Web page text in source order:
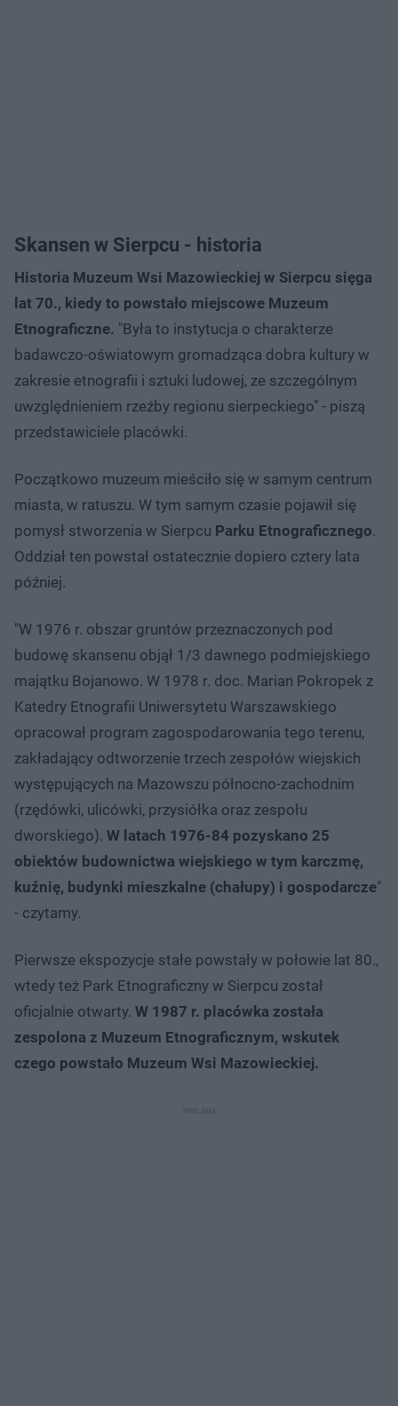
Skansen w Sierpcu - historia
Historia Muzeum Wsi Mazowieckiej w Sierpcu sięga
lat 70., kiedy to powstało miejscowe Muzeum
Etnograficzne. "Była to instytucja o charakterze
badawczo-oświatowym gromadząca dobra kultury w
zakresie etnografii i sztuki ludowej, ze szczególnym
uwzględnieniem rzeźby regionu sierpeckiego" - piszą
przedstawiciele placówki.
Początkowo muzeum mieściło się w samym centrum
miasta, w ratuszu. W tym samym czasie pojawił się
pomysł stworzenia w Sierpcu Parku Etnograficznego.
Oddział ten powstał ostatecznie dopiero cztery lata
później.
"W 1976 r. obszar gruntów przeznaczonych pod
budowę skansenu objął 1/3 dawnego podmiejskiego
majątku Bojanowo. W 1978 r. doc. Marian Pokropek z
Katedry Etnografii Uniwersytetu Warszawskiego
opracował program zagospodarowania tego terenu,
zakładający odtworzenie trzech zespołów wiejskich
występujących na Mazowszu północno-zachodnim
(rzędówki, ulicówki, przysiółka oraz zespołu
dworskiego). W latach 1976-84 pozyskano 25
obiektów budownictwa wiejskiego w tym karczmę,
kuźnię, budynki mieszkalne (chałupy) i gospodarcze"
- czytamy.
Pierwsze ekspozycje stałe powstały w połowie lat 80.,
wtedy też Park Etnograficzny w Sierpcu został
oficjalnie otwarty. W 1987 r. placówka została
zespolona z Muzeum Etnograficznym, wskutek
czego powstało Muzeum Wsi Mazowieckiej.